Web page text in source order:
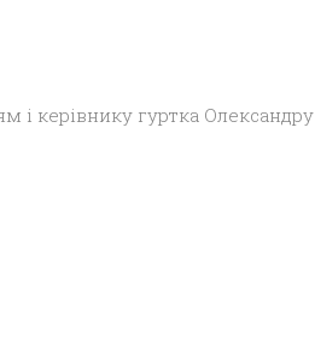
і керівнику гуртка Олександру